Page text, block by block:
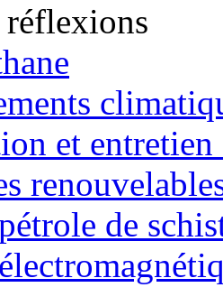
et entretien
de